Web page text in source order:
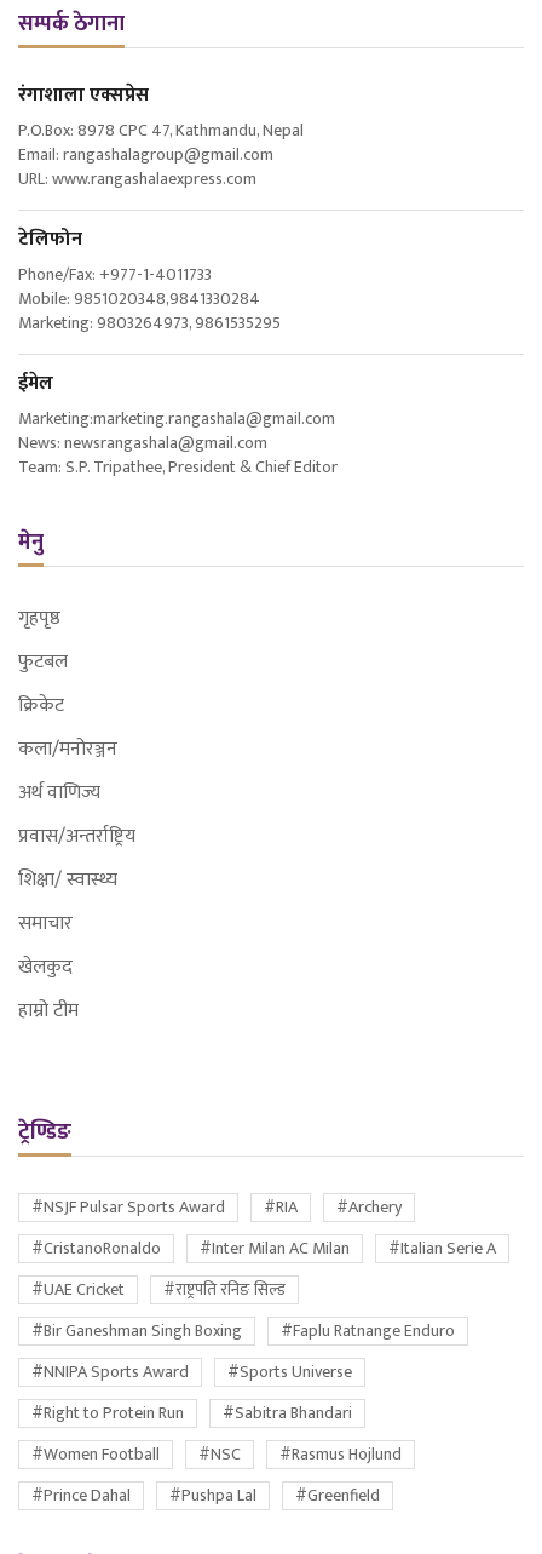
सम्पर्क ठेगाना
रंगाशाला एक्सप्रेस
P.O.Box: 8978 CPC 47, Kathmandu, Nepal
Email: rangashalagroup@gmail.com
URL: www.rangashalaexpress.com
टेलिफोन
Phone/Fax: +977-1-4011733
Mobile: 9851020348,9841330284
Marketing: 9803264973, 9861535295
ईमेल
Marketing:marketing.rangashala@gmail.com
News: newsrangashala@gmail.com
Team: S.P. Tripathee, President & Chief Editor
मेनु
गृहपृष्ठ
फुटबल
क्रिकेट
कला/मनोरञ्जन
अर्थ वाणिज्य
प्रवास/अन्तर्राष्ट्रिय
शिक्षा/ स्वास्थ्य
समाचार
खेलकुद
हाम्रो टीम
ट्रेण्डिङ
#NSJF Pulsar Sports Award #RIA
#Archery
#CristanoRonaldo
#Inter Milan AC Milan
#Italian Serie A
#UAE Cricket
#राष्ट्रपति रनिङ सिल्ड
#Bir Ganeshman Singh Boxing
#Faplu Ratnange Enduro
#NNIPA Sports Award
#Sports Universe
#Right to Protein Run
#Sabitra Bhandari
#Women Football
#NSC
#Rasmus Hojlund
#Prince Dahal
#Pushpa Lal #Greenfield